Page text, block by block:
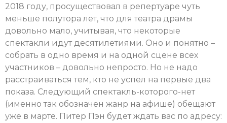
2018 году, просуществовал в репертуаре чуть
меньше полутора лет, что для театра драмы
довольно мало, учитывая, что некоторые
спектакли идут десятилетиями. Оно и понятно –
собрать в одно время и на одной сцене всех
участников – довольно непросто. Но не надо
расстраиваться тем, кто не успел на первые два
показа. Следующий спектакль-которого-нет
(именно так обозначен жанр на афише) обещают
уже в марте. Питер Пэн будет ждать вас по адресу: